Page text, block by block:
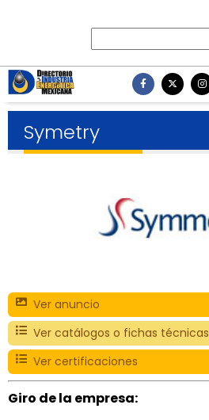
Symetry
Ver anuncio
Ver catálogos o fichas técnicas
Ver certificaciones
Giro de la empresa: